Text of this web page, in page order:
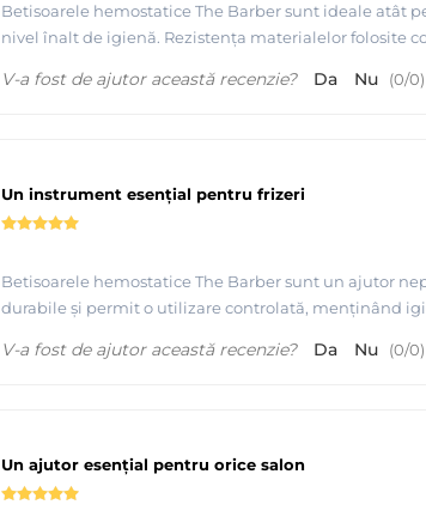
Betisoarele hemostatice The Barber sunt ideale atât
nivel înalt de igienă. Rezistența materialelor folosite
V-a fost de ajutor această recenzie? Da Nu (0/0)
Un instrument esenţial pentru frizeri
Betisoarele hemostatice The Barber sunt un ajutor
durabile și permit o utilizare controlată, menținând
V-a fost de ajutor această recenzie?
Da Nu (0/0)
Un ajutor esențial pentru orice salon